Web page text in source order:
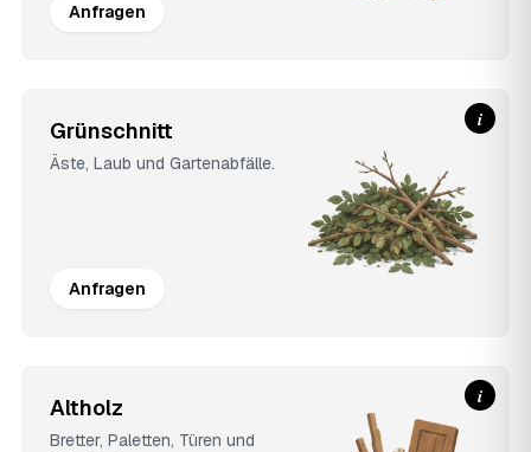
Anfragen
Grünschnitt
Äste, Laub und Gartenabfälle.
Anfragen
i
Altholz
Bretter, Paletten, Türen und
i